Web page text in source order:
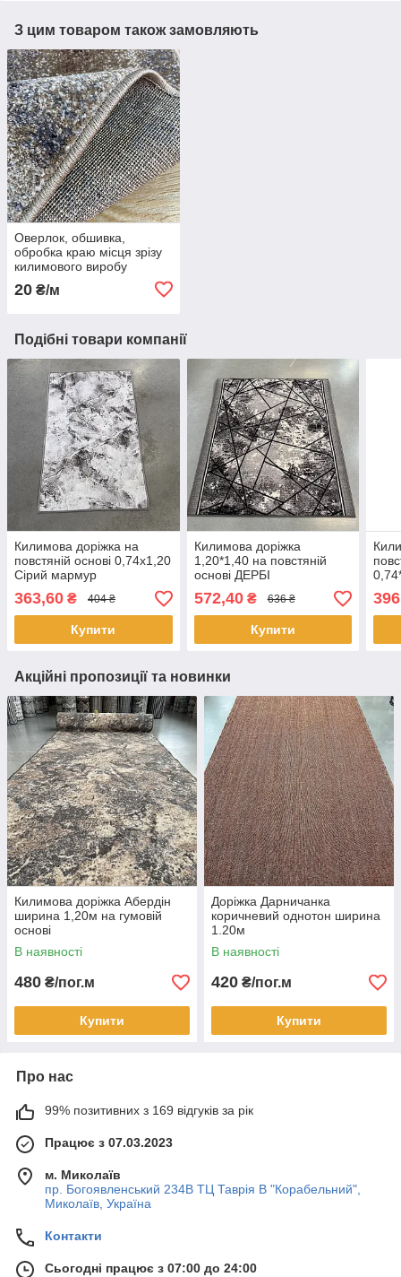
З цим товаром також замовляють
Оверлок, обшивка,
обробка краю місця зрізу
килимового виробу
20 ₴/м
Подібні товари компанії
Килимова доріжка на
повстяній основі 0,74х1,20
Сірий мармур
363,60 ₴ 404 ₴
Купити
Килимова доріжка
1,20*1,40 на повстяній
основі ДЕРБІ
572,40₴ 636 ₴
Купити
396
Акційні пропозиції та новинки
Килимова доріжка Абердін
ширина 1,20м на гумовій
основі
В наявності
480 ₴/пог.м
Купити
Доріжка Дарничанка
коричневий однотон ширина
1.20м
В наявності
420 ₴/пог.м
Купити
Про нас
99% позитивних з 169 відгуків за рік
Працює з 07.03.2023
м. Миколаїв
пр. Богоявленський 234В ТЦ Таврія В "Корабельний",
Миколаїв, Україна
Контакти
Сьогодні працює з 07:00 до 24:00